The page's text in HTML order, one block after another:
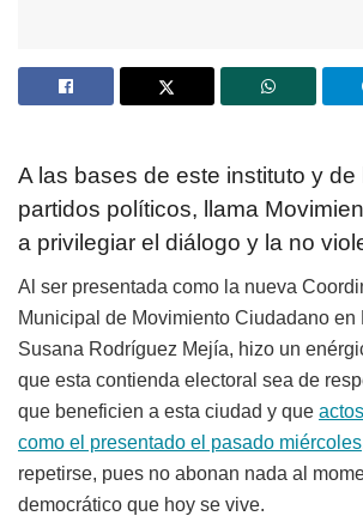
A las bases de este instituto y de
partidos políticos, l
lama
a privilegiar el diálogo y la no
Al ser presentada como la nueva
Municipal de Movimiento Ciudadano en
Susana Rodríguez Mejía, hizo un
que esta contienda electoral sea de
que beneficien a esta ciudad y que
como el presentado el pasado miércoles
repetirse, pues no abonan nada al
democrático que hoy se vive.